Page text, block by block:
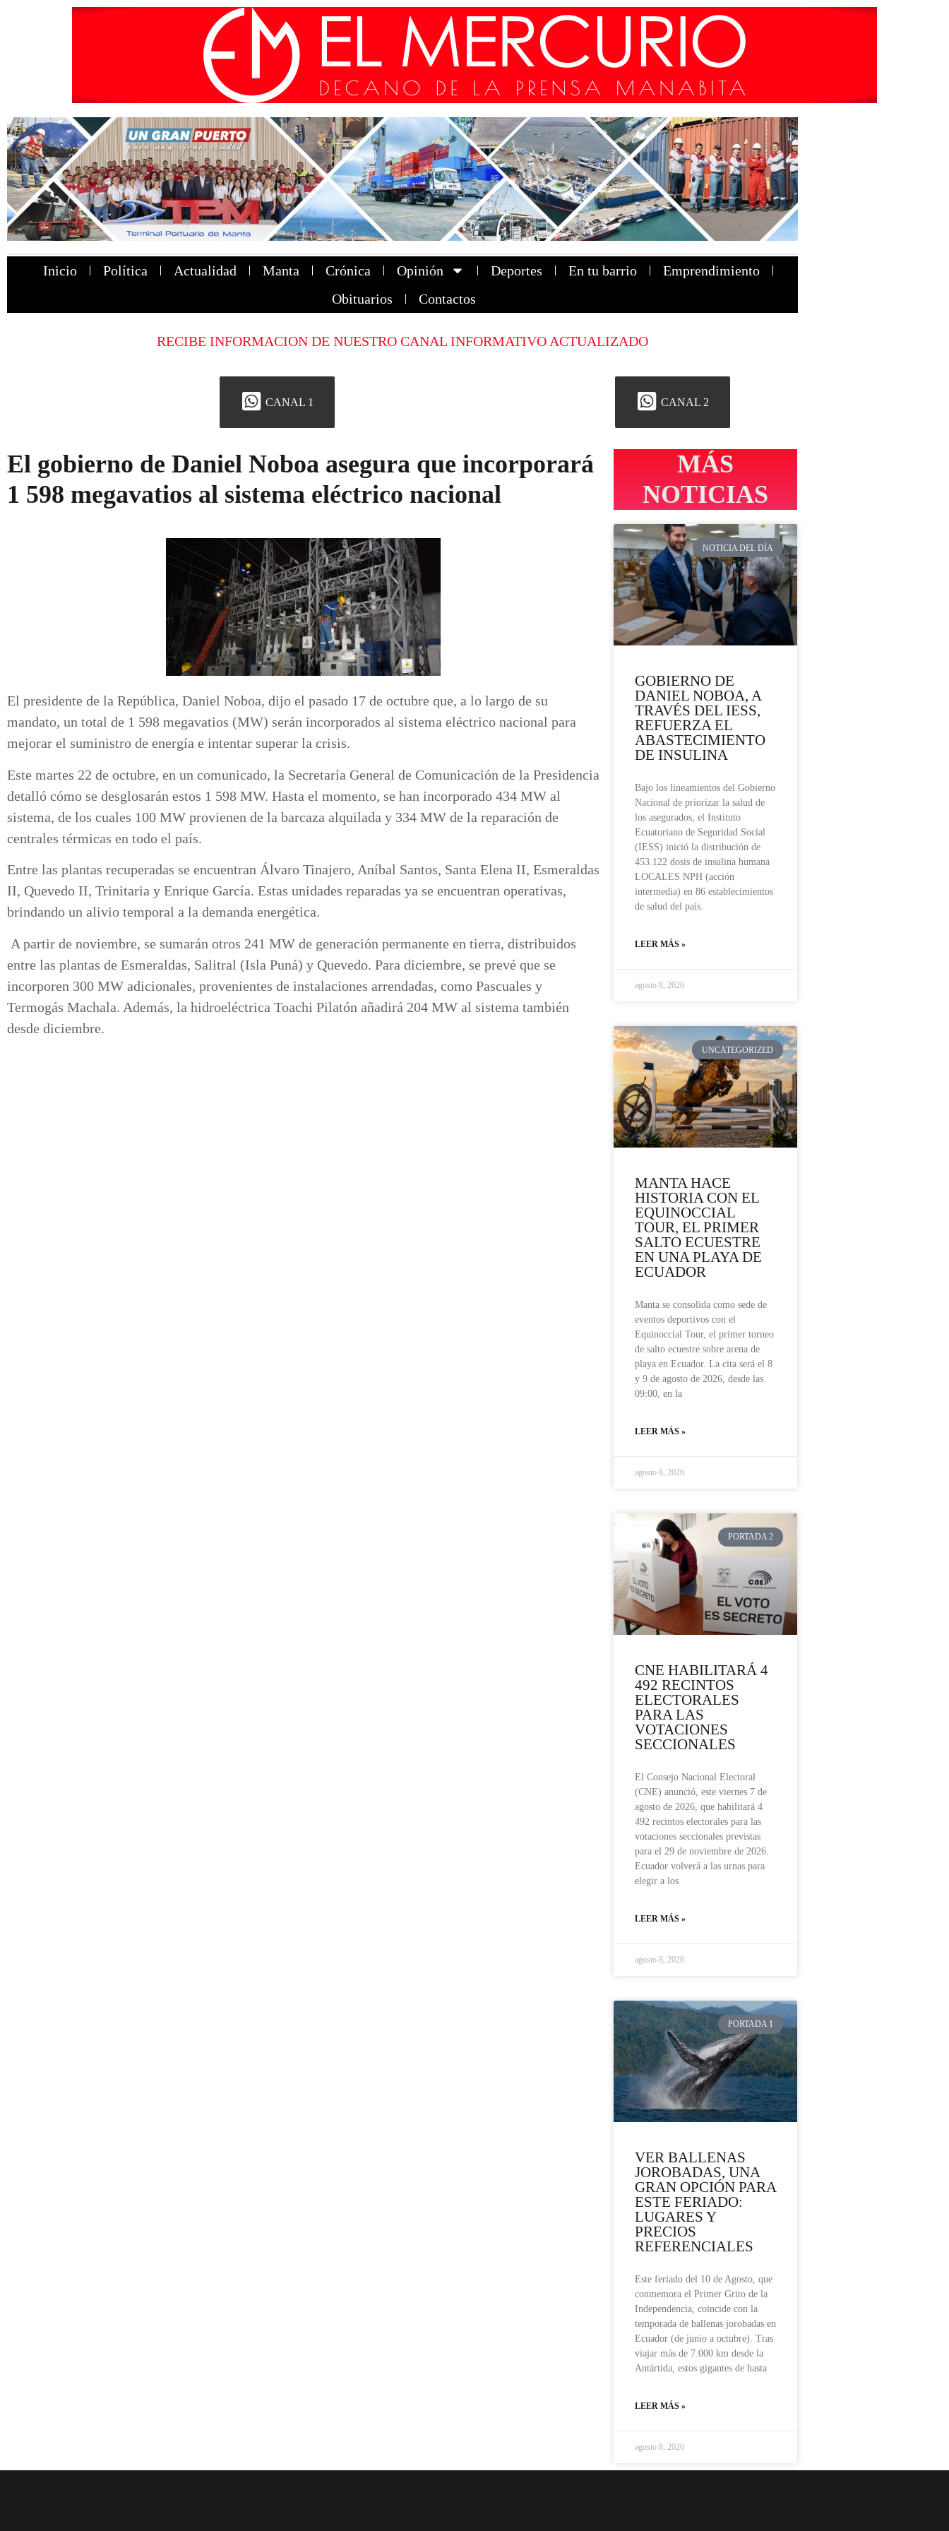
Inicio Política Actualidad Manta Crónica Opinión Deportes En tu barrio
Emprendimiento
Obituarios
Contactos
RECIBE INFORMACION DE NUESTRO CANAL INFORMATIVO ACTUALIZADO
CANAL 1 CANAL 2
El gobierno de Daniel Noboa asegura que incorporará
1 598 megavatios al sistema eléctrico nacional
El presidente de la República, Daniel Noboa, dijo el pasado 17 de octubre que, a lo largo de su
mandato, un total de 1 598 megavatios (MW) serán incorporados al sistema eléctrico nacional para
mejorar el suministro de energía e intentar superar la crisis.
Este martes 22 de octubre, en un comunicado, la Secretaría General de Comunicación de la Presidencia
detalló cómo se desglosarán estos 1 598 MW. Hasta el momento, se han incorporado 434 MW al
sistema, de los cuales 100 MW provienen de la barcaza alquilada y 334 MW de la reparación de
centrales térmicas en todo el país.
Entre las plantas recuperadas se encuentran Álvaro Tinajero, Aníbal Santos, Santa Elena II, Esmeraldas
II, Quevedo II, Trinitaria y Enrique García. Estas unidades reparadas ya se encuentran operativas,
brindando un alivio temporal a la demanda energética.
A partir de noviembre, se sumarán otros 241 MW de generación permanente en tierra, distribuidos
entre las plantas de Esmeraldas, Salitral (Isla Puná) y Quevedo. Para diciembre, se prevé que se
incorporen 300 MW adicionales, provenientes de instalaciones arrendadas, como Pascuales y
Termogás Machala. Además, la hidroeléctrica Toachi Pilatón añadirá 204 MW al sistema también
desde diciembre.
MÁS
NOTICIAS
NOTICIA DEL DÍA
GOBIERNO DE
DANIEL NOBOA, A
TRAVÉS DEL IESS,
REFUERZA EL
ABASTECIMIENTO
DE INSULINA
Bajo los lineamientos del Gobierno
Nacional de priorizar la salud de
los asegurados, el Instituto
Ecuatoriano de Seguridad Social
(IESS) inició la distribución de
453.122 dosis de insulina humana
LOCALES NPH (acción
intermedia) en 86 establecimientos
de salud del país.
LEER MÁS »
agosto 8, 2026
UNCATEGORIZED
MANTA HACE
HISTORIA CON EL
EQUINOCCIAL
TOUR, EL PRIMER
SALTO ECUESTRE
EN UNA PLAYA DE
ECUADOR
Manta se consolida como sede de
eventos deportivos con el
Equinoccial Tour, el primer torneo
de salto ecuestre sobre arena de
playa en Ecuador. La cita será el 8
y 9 de agosto de 2026, desde las
09:00, en la
LEER MÁS »
agosto 8, 2026
PORTADA 2
CNE HABILITARÁ 4
492 RECINTOS
ELECTORALES
PARA LAS
VOTACIONES
SECCIONALES
El Consejo Nacional Electoral
(CNE) anunció, este viernes 7 de
agosto de 2026, que habilitará 4
492 recintos electorales para las
votaciones seccionales previstas
para el 29 de noviembre de 2026.
Ecuador volverá a las urnas para
elegir a los
LEER MÁS »
agosto 8, 2026
PORTADA 1
VER BALLENAS
JOROBADAS, UNA
GRAN OPCIÓN PARA
ESTE FERIADO:
LUGARES Y
PRECIOS
REFERENCIALES
Este feriado del 10 de Agosto, que
conmemora el Primer Grito de la
Independencia, coincide con la
temporada de ballenas jorobadas en
Ecuador (de junio a octubre). Tras
viajar más de 7.000 km desde la
Antártida, estos gigantes de hasta
LEER MÁS »
agosto 8, 2026